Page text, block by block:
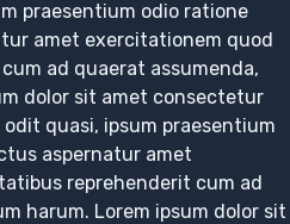
praesentium odio ratione
amet exercitationem quod
ad quaerat assumenda,
dolor sit amet consectetur
quasi, ipsum praesentium
aspernatur amet
reprehenderit cum ad
harum. Lorem ipsum dolor sit